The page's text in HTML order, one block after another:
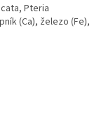
Pteria
(Ca), železo (Fe),